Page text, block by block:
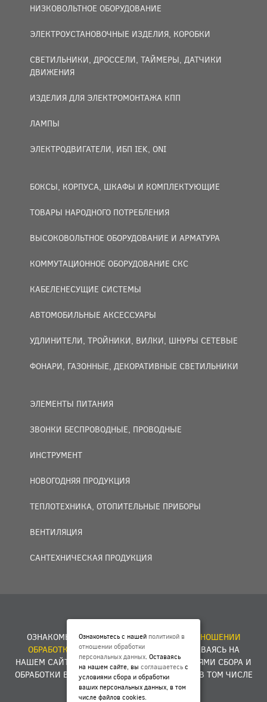
НИЗКОВОЛЬТНОЕ ОБОРУДОВАНИЕ
ЭЛЕКТРОУСТАНОВОЧНЫЕ ИЗДЕЛИЯ, КОРОБКИ
СВЕТИЛЬНИКИ, ДРОССЕЛИ, ТАЙМЕРЫ, ДАТЧИКИ
ДВИЖЕНИЯ
ИЗДЕЛИЯ ДЛЯ ЭЛЕКТРОМОНТАЖА КПП
ЛАМПЫ
ЭЛЕКТРОДВИГАТЕЛИ, ИБП IEK, ONI
БОКСЫ, КОРПУСА, ШКАФЫ И КОМПЛЕКТУЮЩИЕ
ТОВАРЫ НАРОДНОГО ПОТРЕБЛЕНИЯ
ВЫСОКОВОЛЬТНОЕ ОБОРУДОВАНИЕ И АРМАТУРА
КОММУТАЦИОННОЕ ОБОРУДОВАНИЕ СКС
КАБЕЛЕНЕСУЩИЕ СИСТЕМЫ
АВТОМОБИЛЬНЫЕ АКСЕССУАРЫ
УДЛИНИТЕЛИ, ТРОЙНИКИ, ВИЛКИ, ШНУРЫ СЕТЕВЫЕ
ФОНАРИ, ГАЗОННЫЕ, ДЕКОРАТИВНЫЕ СВЕТИЛЬНИКИ
ЭЛЕМЕНТЫ ПИТАНИЯ
ЗВОНКИ БЕСПРОВОДНЫЕ, ПРОВОДНЫЕ
ИНСТРУМЕНТ
НОВОГОДНЯЯ ПРОДУКЦИЯ
ТЕПЛОТЕХНИКА, ОТОПИТЕЛЬНЫЕ ПРИБОРЫ
ВЕНТИЛЯЦИЯ
САНТЕХНИЧЕСКАЯ ПРОДУКЦИЯ
ОЗНАКОМЬТЕСЬ С НАШЕЙПОЛИТИКОЙ В ОТНОШЕНИИ
ОБРАБОТКИ ПЕРСОНАЛЬНЫХ ДАННЫХ
. ОСТАВАЯСЬ НА
НАШЕМ САЙТЕ, ВЫСОГЛАШАЕТЕСЬС УСЛОВИЯМИ СБОРА И
ОБРАБОТКИ ВАШИХ ПЕРСОНАЛЬНЫХ ДАННЫХ, В ТОМ ЧИСЛЕ
ФАЙЛОВ COOKIES.
Ознакомьтесь с нашей политикой в
отношении обработки
персональных данных. Оставаясь
на нашем сайте, вы соглашаетесь с
условиями сбора и обработки
ваших персональных данных, в том
числе файлов cookies.